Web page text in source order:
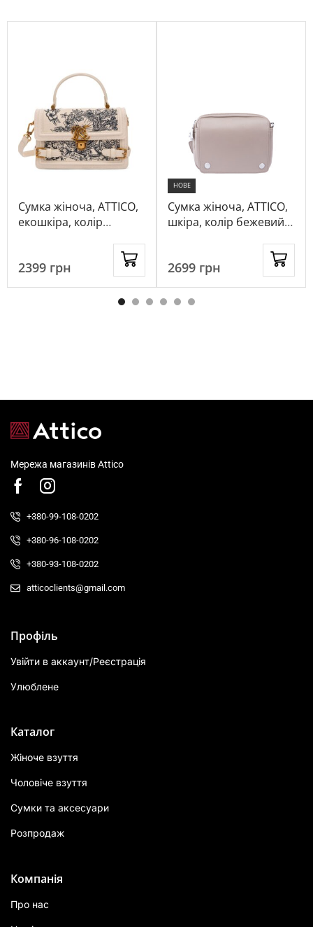
Сумка жіноча, ATTICO,
екошкіра, колір
2399 грн
НОВЕ
Сумка жіноча, ATTICO,
шкіра, колір бежевий,
2699 грн
Мережа магазинів Attico
+380-99-108-0202
+380-96-108-0202
+380-93-108-0202
atticoclients@gmail.com
Профіль
Увійти в аккаунт/Реєстрація
Улюблене
Каталог
Жіноче взуття
Чоловіче взуття
Сумки та аксесуари
Розпродаж
Компанія
Про нас